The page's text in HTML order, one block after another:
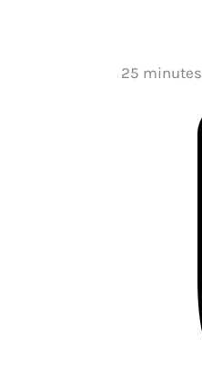
25 minutes